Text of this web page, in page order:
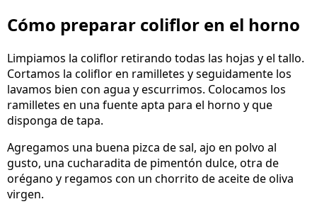
Cómo preparar coliflor en el horno
Limpiamos la coliflor retirando todas las hojas y el tallo.
Cortamos la coliflor en ramilletes y seguidamente los
lavamos bien con agua y escurrimos. Colocamos los
ramilletes en una fuente apta para el horno y que
disponga de tapa.
Agregamos una buena pizca de sal, ajo en polvo al
gusto, una cucharadita de pimentón dulce, otra de
orégano y regamos con un chorrito de aceite de oliva
virgen.